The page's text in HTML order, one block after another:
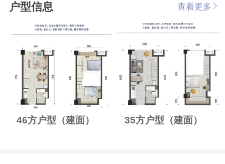
户型信息 查看更多
46方户型（建面） 35方户型（建面）